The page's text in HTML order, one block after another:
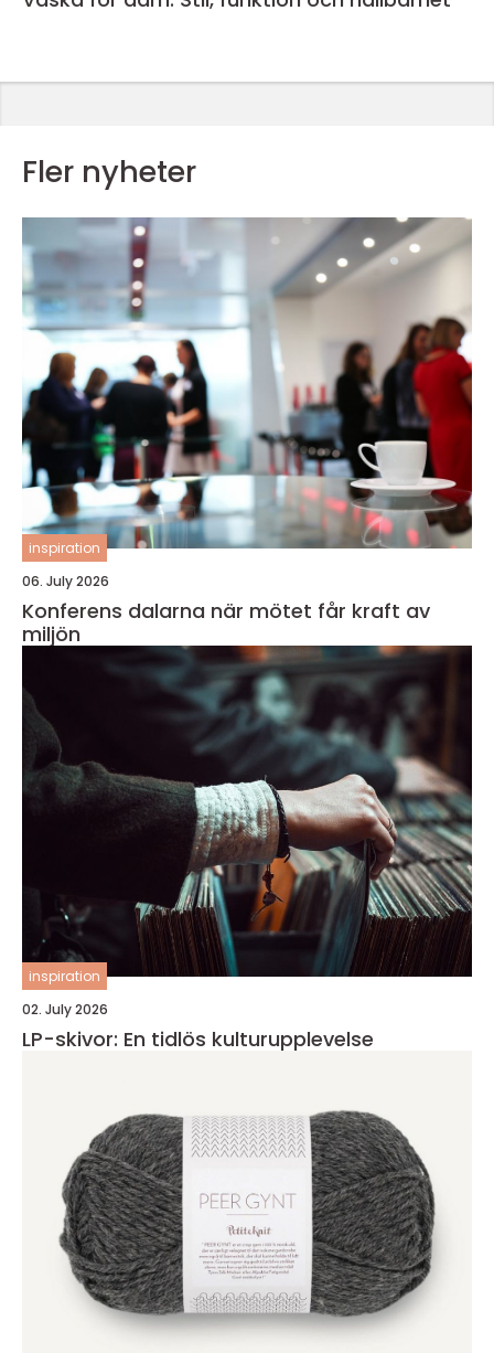
Fler nyheter
inspiration
06. July 2026
Konferens dalarna när mötet får kraft av
miljön
inspiration
02. July 2026
LP-skivor: En tidlös kulturupplevelse